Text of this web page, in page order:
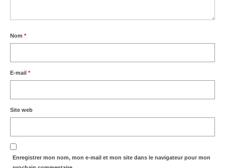
Nom *
E-mail *
Site web
Enregistrer mon nom, mon e-mail et mon site dans le navigateur pour mon